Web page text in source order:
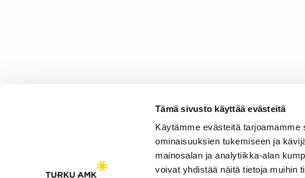
Tämä sivusto käyttää evästeitä
Käytämme evästeitä
ominaisuuksien tukemiseen ja
mainosalan ja analytiikka-alan
voivat yhdistää näitä tietoja muihin